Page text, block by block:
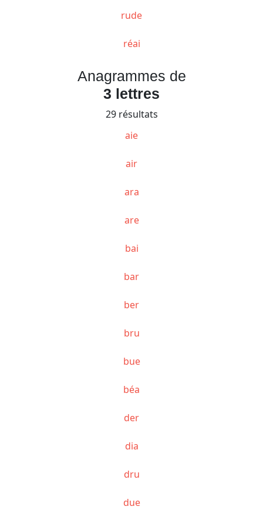
rude
réai
Anagrammes de
3 lettres
29 résultats
aie
air
ara
are
bai
bar
ber
bru
bue
béa
der
dia
dru
due